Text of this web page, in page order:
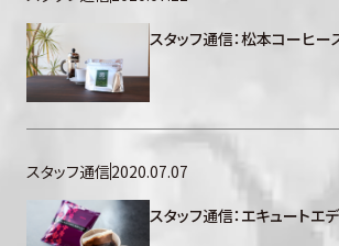
スタッフ通信：松本コーヒー
スタッフ通信2020.07.07
スタッフ通信：エキュートエ